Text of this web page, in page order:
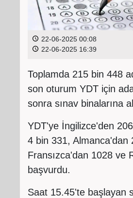
22-06-2025 00:08
22-06-2025 16:39
Toplamda 215 bin 448
son oturum YDT için
sonra sınav binalarına
YDT'ye İngilizce'den
4 bin 331, Almanca'dan
Fransızca'dan 1028 ve
başvurdu.
Saat 15.45'te başlayan